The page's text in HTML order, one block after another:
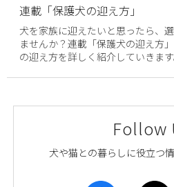
連載「保護犬の迎え方」
犬を家族に迎えたいと思ったら、
ませんか？連載「保護犬の迎え方
の迎え方を詳しく紹介していきます
Follow
犬や猫との暮らしに役立つ